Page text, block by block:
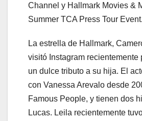
Channel y Hallmark Movies &
Summer TCA Press Tour Event.
La estrella de Hallmark,
visitó Instagram recientemente
un dulce tributo a su hija. El
con Vanessa Arevalo desde
Famous People, y tienen dos
Lucas. Leila recientemente